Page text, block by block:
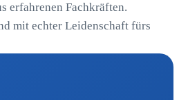
erfahrenen Fachkräften.
mit echter Leidenschaft fürs